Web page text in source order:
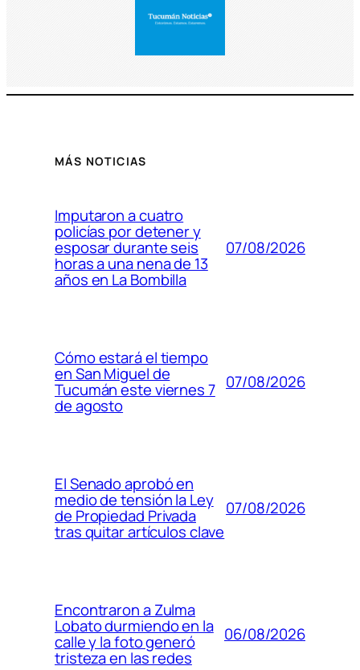
MÁS NOTICIAS
Imputaron a cuatro
policías por detener y
esposar durante seis
horas a una nena de 13
años en La Bombilla
07/08/2026
Cómo estará el tiempo
en San Miguel de
Tucumán este viernes 7
de agosto
07/08/2026
El Senado aprobó en
medio de tensión la Ley
de Propiedad Privada
tras quitar artículos clave
07/08/2026
Encontraron a Zulma
Lobato durmiendo en la
calle y la foto generó
tristeza en las redes
06/08/2026